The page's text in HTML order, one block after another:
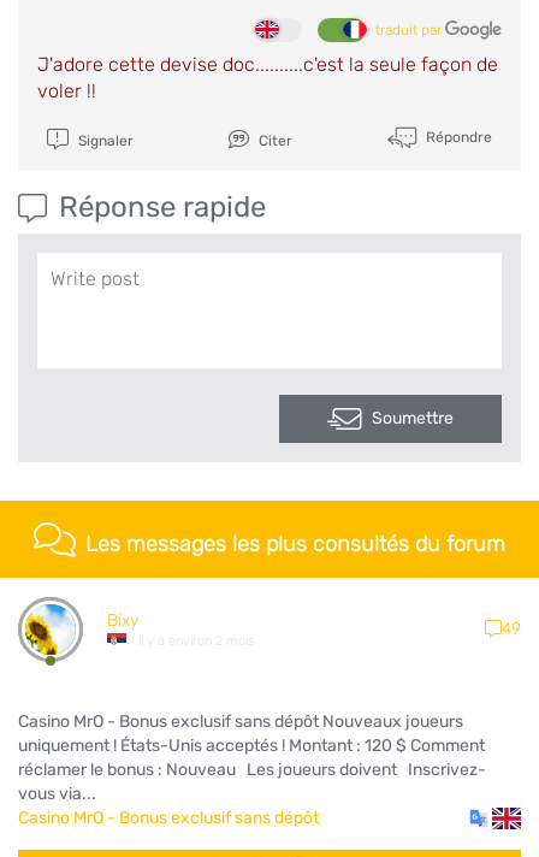
traduit par
J'adore cette devise doc..........c'est la seule façon de
voler !!
Signaler Citer Répondre
Réponse rapide
Soumettre
Les messages les plus consultés du forum
Bixy
il y a environ 2 mois
49
Casino MrO - Bonus exclusif sans dépôt Nouveaux joueurs
uniquement ! États-Unis acceptés ! Montant : 120 $ Comment
réclamer le bonus : Nouveau Les joueurs doivent Inscrivez-
vous via...
Casino MrO - Bonus exclusif sans dépôt